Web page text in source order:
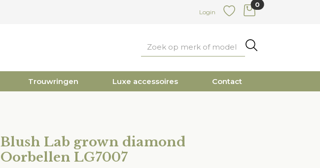
Login
0
items in cart
Trouwringen Luxe accessoires Contact
Blush Lab grown diamond
Oorbellen LG7007